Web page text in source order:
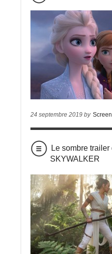
24 septembre 2019 by
Le sombre
SKYWALKER